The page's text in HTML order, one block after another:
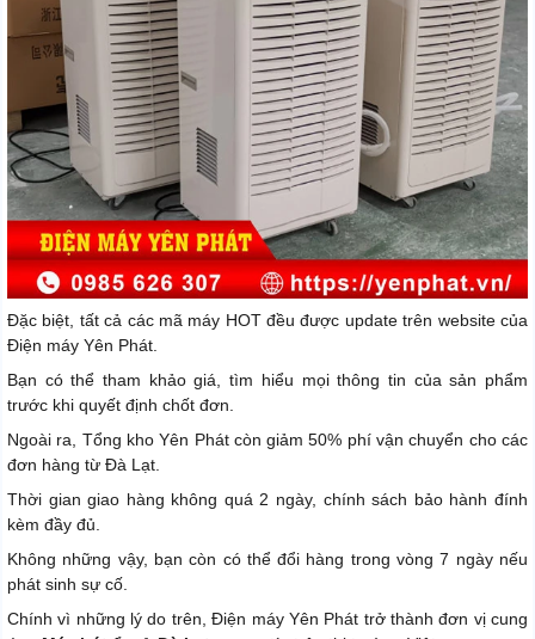
Đặc biệt, tất cả các mã máy HOT đều được update trên website của
Điện máy Yên Phát.
Bạn có thể tham khảo giá, tìm hiểu mọi thông tin của sản phẩm
trước khi quyết định chốt đơn.
Ngoài ra, Tổng kho Yên Phát còn giảm 50% phí vận chuyển cho các
đơn hàng từ Đà Lạt.
Thời gian giao hàng không quá 2 ngày, chính sách bảo hành đính
kèm đầy đủ.
Không những vậy, bạn còn có thể đổi hàng trong vòng 7 ngày nếu
phát sinh sự cố.
Chính vì những lý do trên, Điện máy Yên Phát trở thành đơn vị cung